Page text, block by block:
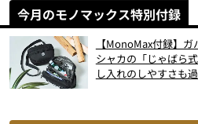
今月のモノマックス特別付録
【MonoMax付録】
シャカの「じゃばら
し入れのしやすさも